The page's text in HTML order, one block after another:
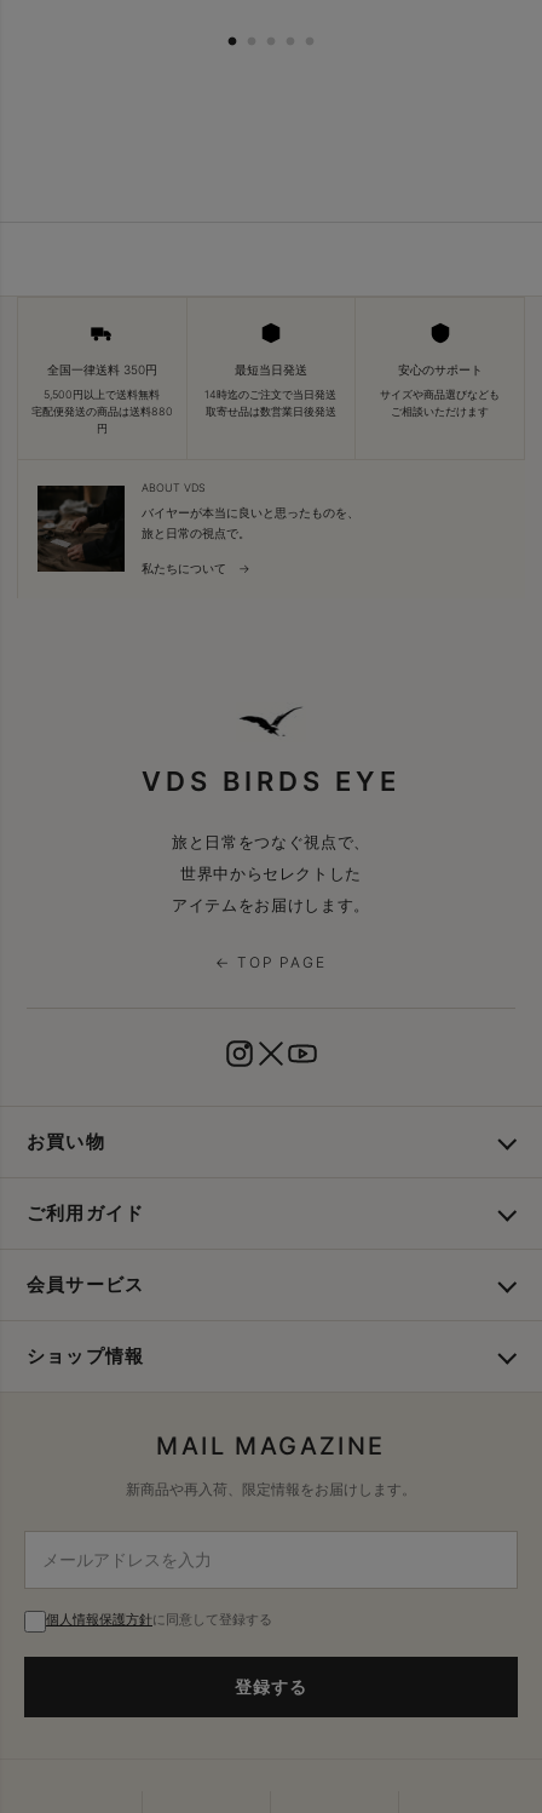
全国一律送料 350円
5,500円以上で送料無料
宅配便発送の商品は送料880
円
最短当日発送
14時迄のご注文で当日発送
取寄せ品は数営業日後発送
安心のサポート
サイズや商品選びなども
ご相談いただけます
ABOUT VDS
バイヤーが本当に良いと思ったものを、
旅と日常の視点で。
私たちについて →
VDS BIRDS EYE
旅と日常をつなぐ視点で、
世界中からセレクトした
アイテムをお届けします。
← TOP PAGE
お買い物
ご利用ガイド
会員サービス
ショップ情報
MAIL MAGAZINE
新商品や再入荷、限定情報をお届けします。
個人情報保護方針に同意して登録する
登録する